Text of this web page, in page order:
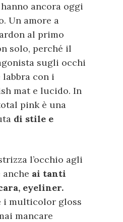
ancora oggi
Un amore a
al primo
solo, perché il
sugli occhi
labbra con i
mat e lucido. In
pink è una
di stile e
l’occhio agli
anche ai tanti
eyeliner.
i multicolor gloss
mancare